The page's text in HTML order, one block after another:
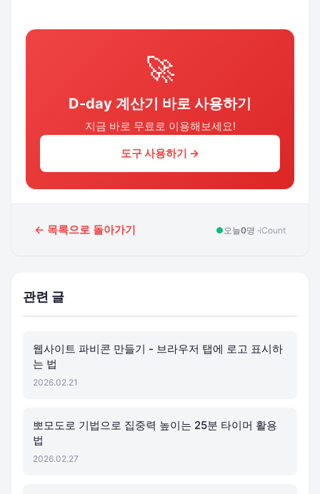
🚀
D-day 계산기 바로 사용하기
지금 바로 무료로 이용해보세요!
도구 사용하기 →
← 목록으로 돌아가기 ● 오늘0명 ·iCount
관련 글
웹사이트 파비콘 만들기 - 브라우저 탭에 로고 표시하
는 법
2026.02.21
뽀모도로 기법으로 집중력 높이는 25분 타이머 활용
법
2026.02.27